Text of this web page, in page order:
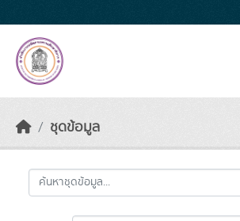
ชุดข้อมูล